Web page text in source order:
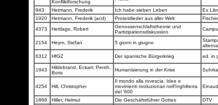
Konfliktforschung
943 Hetmann, Frederik Ich habe sieben Leben
Ex
1920
Hetmann, Frederik (acd) Protestlieder aus aller Welt
4373
Hettlage, Robert
Genossenschlaftstheorie und
Partizipationsdiskussion
2154 Heym, Stefan 5 giorni in giugno
6312
HfGZ Der spanische Bürgerkrieg ed. in
1943
Hildebrand, Eckart; Penth,
Boris
Humanisierung in der Krise
4254 Hill, Christopher
Il mondo alla rovescia. Idee e
movimenti rivoluzionari nell'Inghilterra
del '600
1868 Hiller, Helmut Die Geschäftsführer Gottes
DTV